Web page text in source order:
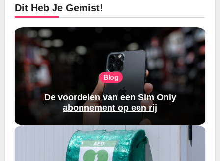
Dit Heb Je Gemist!
Blog
De voordelen van een Sim Only
abonnement op een rij